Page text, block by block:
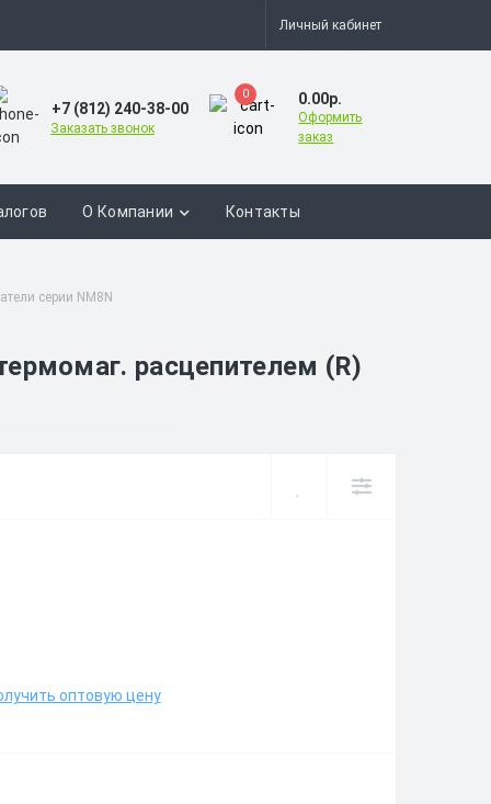
Личный кабинет
+7 (812) 240-38-00
Заказать звонок
0 0.00р.
Оформить
заказ
О Компании Контакты
серии NM8N
расцепителем (R)
оптовую цену